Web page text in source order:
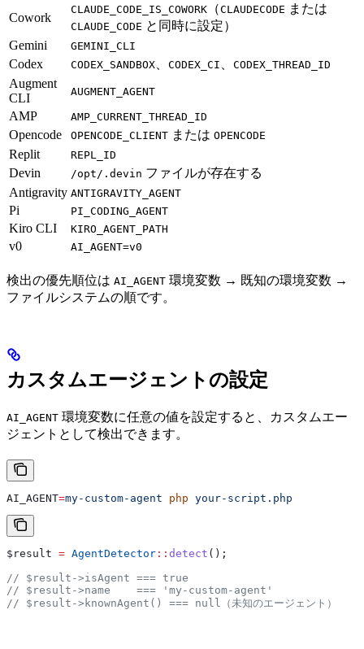
Cowork
CLAUDE_CODE_IS_COWORK （CLAUDECODE または
CLAUDE_CODE と同時に設定）
Gemini
GEMINI_CLI
Codex CODEX_SANDBOX CODEX_CI CODEX_THREAD_ID
Augment
CLI
AUGMENT_AGENT
AMP AMP_CURRENT_THREAD_ID
Opencode OPENCODE_CLIENT または OPENCODE
Replit REPL_ID
Devin /opt/.devin ファイルが存在する
Antigravity ANTIGRAVITY_AGENT
Pi PI_CODING_AGENT
Kiro CLI KIRO_AGENT_PATH
v0 AI_AGENT=v0
検出の優先順位は AI_AGENT 環境変数 → 既知の環境変数 →
ファイルシステムの順です。
カスタムエージェントの設定
AI_AGENT 環境変数に任意の値を設定すると、カスタムエー
ジェントとして検出できます。
AI_AGENT=my-custom-agent php your-script.php
$result = AgentDetector :: detect ();
// $result->isAgent === true
// $result->name    === 'my-custom-agent'
// $result->knownAgent() === null（未知のエージェント）